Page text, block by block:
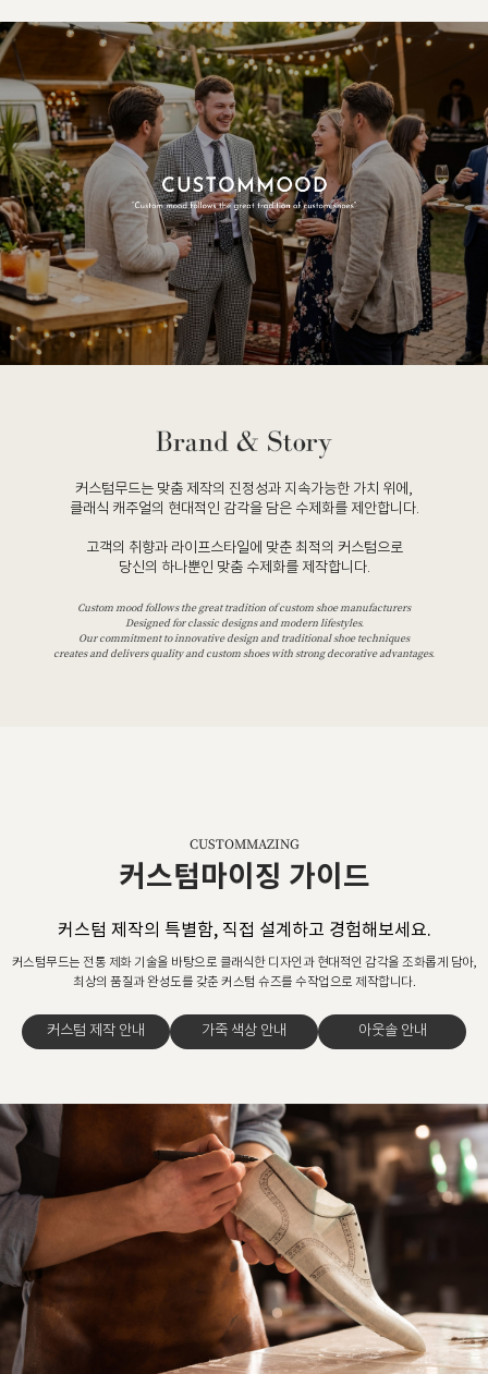
커스텀무드는 맞춤 제작의 진정성과 지속가능한 가치 위에,
클래식 캐주얼의 현대적인 감각을 담은 수제화를 제안합니다.
고객의 취향과 라이프스타일에 맞춘 최적의 커스텀으로
당신의 하나뿐인 맞춤 수제화를 제작합니다.
Custom mood follows the great tradition of custom shoe manufacturers
Designed for classic designs and modern lifestyles.
Our commitment to innovative design and traditional shoe techniques
creates and delivers quality and custom shoes with strong decorative advantages.
CUSTOMMAZING
커스텀마이징 가이드
커스텀 제작의 특별함, 직접 설계하고 경험해보세요.
커스텀무드는 전통 제화 기술을 바탕으로 클래식한 디자인과 현대적인 감각을 조화롭게 담아,
최상의 품질과 완성도를 갖춘 커스텀 슈즈를 수작업으로 제작합니다.
커스텀 제작 안내 가죽 색상 안내 아웃솔 안내